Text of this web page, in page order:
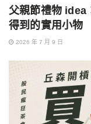
父親節禮物 idea
得到的實用小物
2026 年 7 月 9 日